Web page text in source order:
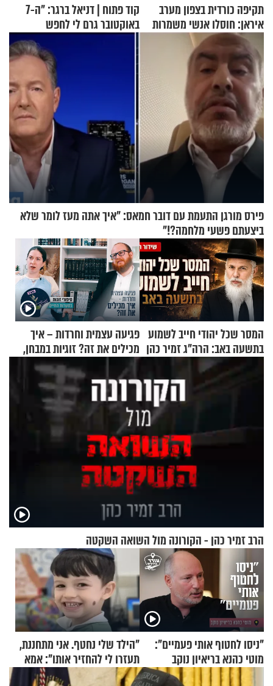
תקיפה כורדית בצפון מערב
איראן: חוסלו אנשי משמרות
המהפכה
קוד פתוח | דניאל ברגר: "ה-7
באוקטובר גרם לי לחפש
תשובות"
פירס מורגן התעמת עם דובר חמאס: "איך אתה מעז לומר שלא
ביצעתם פשעי מלחמה?!"
המסר שכל יהודי חייב לשמוע
בתשעה באב: הרה"ג זמיר כהן
בשיעור מיוחד
פגיעה עצמית וחרדות – איך
מכילים את זה? זוגיות במבחן,
הפעם עם יהודית ואלתר כהן
הרב זמיר כהן - הקורונה מול השואה השקטה
"ניסו לחטוף אותי פעמיים":
מוטי כהנא בריאיון נוקב
"הילד שלי נחטף. אני מתחננת,
תעזרו לי להחזיר אותו": אמא
של יובל בן ה-4 בריאיון דומע